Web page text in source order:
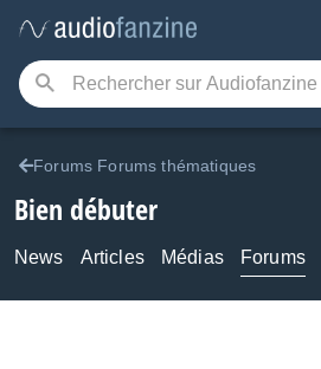
Forums Forums thématiques
Bien débuter
News Articles Médias Forums